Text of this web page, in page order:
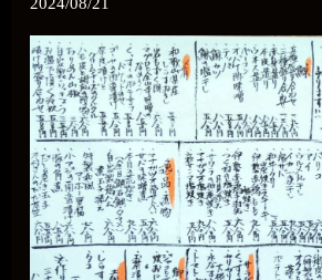
2024/08/21